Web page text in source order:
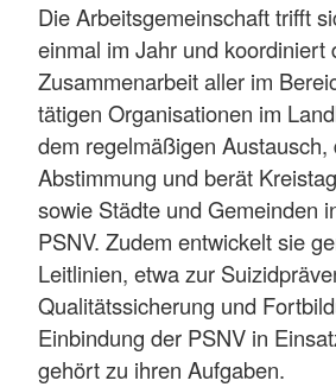
Die Arbeitsgemeinschaft trifft
einmal im Jahr und koordiniert
Zusammenarbeit aller im
tätigen Organisationen im
dem regelmäßigen Austausch,
Abstimmung und berät
sowie Städte und Gemeinden
PSNV. Zudem entwickelt sie
Leitlinien, etwa zur
Qualitätssicherung und
Einbindung der PSNV in
gehört zu ihren Aufgaben.